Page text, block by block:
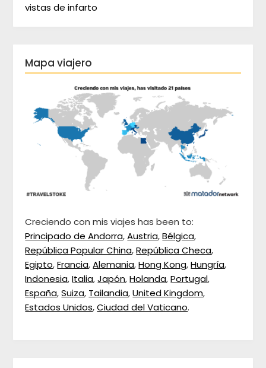
vistas de infarto
Mapa viajero
Creciendo con mis viajes has been to:
Principado de Andorra,Austria,Bélgica,
República Popular China,República Checa,
Egipto,Francia,Alemania,Hong Kong,Hungría,
Indonesia,Italia,Japón,Holanda,Portugal,
España,Suiza, Tailandia,United Kingdom,
Estados Unidos,Ciudad del Vaticano.